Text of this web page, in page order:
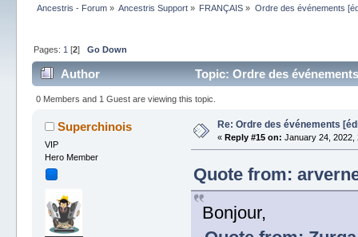
Ancestris - Forum» Ancestris Support » FRANÇAIS » Ordre des événements
Pages: 1 [2] Go Down
Author Topic: Ordre des
0 Members and 1 Guest are viewing this topic.
Superchinois
VIP
Hero Member
Re: Ordre des événements
« Reply #15 on: January 24, 2022,
Quote from:
Bonjour,